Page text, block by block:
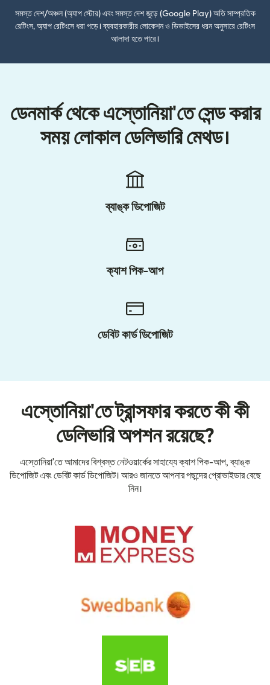
সমস্ত দেশ/অঞ্চল (অ্যাপ স্টোর) এবং সমস্ত দেশ জুড়ে (Google Play) অতি সাম্প্রতিক
রেটিংস, অ্যাপ রেটিংসে ধরা পড়ে। ব্যবহারকারীর লোকেশন ও ডিভাইসের ধরন অনুসারে রেটিংস
আলাদা হতে পারে।
ডেনমার্ক থেকে এস্তোনিয়া'তে সেন্ড করার
সময় লোকাল ডেলিভারি মেথড।
ব্যাঙ্ক ডিপোজিট
ক্যাশ পিক-আপ
ডেবিট কার্ড ডিপোজিট
এস্তোনিয়া'তে ট্রান্সফার করতে কী কী
ডেলিভারি অপশন রয়েছে?
এস্তোনিয়া'তে আমাদের বিশ্বস্ত নেটওয়ার্কের সাহায্যে ক্যাশ পিক-আপ, ব্যাঙ্ক
ডিপোজিট এবং ডেবিট কার্ড ডিপোজিট। আরও জানতে আপনার পছন্দের প্রোভাইডার বেছে
নিন।